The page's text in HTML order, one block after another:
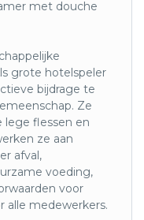
in onze
manier
met douche
grote hotelspeler
bijdrage te
Ze
lege flessen en
ze aan
afval,
voeding,
voor
alle medewerkers.